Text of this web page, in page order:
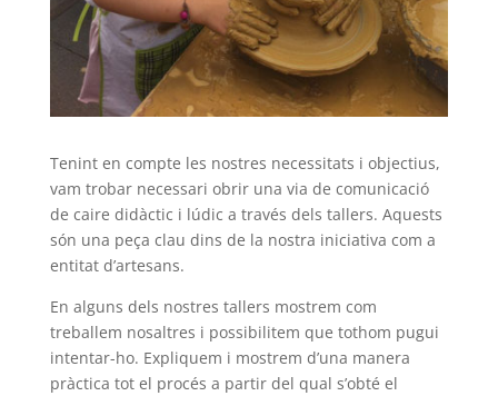
Tenint en compte les nostres necessitats i objectius,
vam trobar necessari obrir una via de comunicació
de caire didàctic i lúdic a través dels tallers. Aquests
són una peça clau dins de la nostra iniciativa com a
entitat d’artesans.
En alguns dels nostres tallers mostrem com
treballem nosaltres i possibilitem que tothom pugui
intentar-ho. Expliquem i mostrem d’una manera
pràctica tot el procés a partir del qual s’obté el